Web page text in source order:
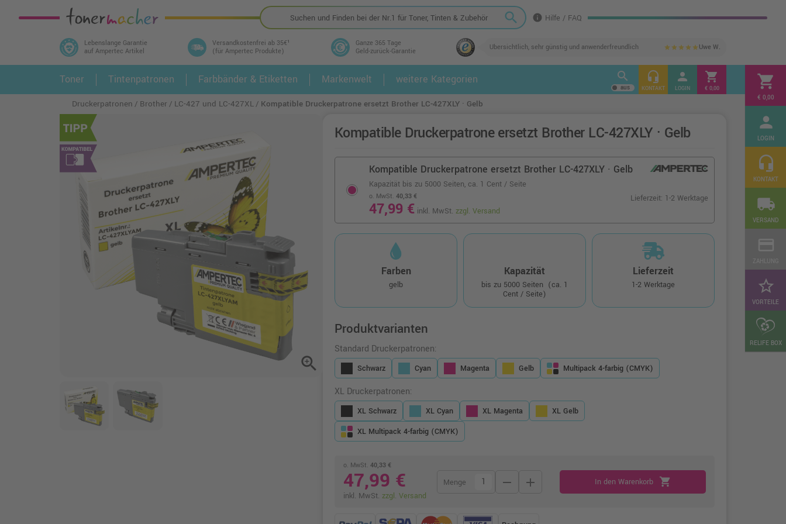
search info Hilfe / FAQ
Lebenslange Garantie
auf Ampertec Artikel
Versandkostenfrei ab 35€¹
(für Ampertec Produkte)
Ganze 365 Tage
Geld-zurück-Garantie
Übersichtlich, sehr günstig und anwenderfreundlich star star star star star Uwe W.
shopping_cart
€ 0,00
person
LOGIN
headset_mic
KONTAKT
local_shipping
VERSAND
star_border
VORTEILE
RELIFE BOX
In 3 einfachen Schritten ihr Druckermodell
und alle dazu passenden Artikel finden ➤ 1. 2.
Toner Tintenpatronen Farbbänder & Etiketten Markenwelt weitere Kategorien search headset_mic
KONTAKT
person
LOGIN
shopping_cart
€ 0,00
Druckerpatronen Brother LC-427 und LC-427XL Kompatible Druckerpatrone ersetzt Brother LC-427XLY · Gelb
zoom_in
Kompatible Druckerpatrone ersetzt Brother LC-427XLY · Gelb
Kompatible Druckerpatrone ersetzt Brother LC-427XLY · Gelb
Kapazität bis zu 5000 Seiten, ca. 1 Cent / Seite
o. MwSt. 40,33 €
47,99 € inkl. MwSt. zzgl. Versand
Lieferzeit: 1-2 Werktage
Farben
gelb
Kapazität
bis zu 5000 Seiten (ca. 1
Cent / Seite)
Lieferzeit
1-2 Werktage
Produktvarianten
Standard Druckerpatronen:
Schwarz Cyan Magenta Gelb Multipack 4-farbig (CMYK)
XL Druckerpatronen:
XL Schwarz XL Cyan XL Magenta
XL Gelb
XL Multipack 4-farbig (CMYK)
o. MwSt. 40,33 €
47,99 €
inkl. MwSt. zzgl. Versand
Menge remove add In den Warenkorb shopping_cart